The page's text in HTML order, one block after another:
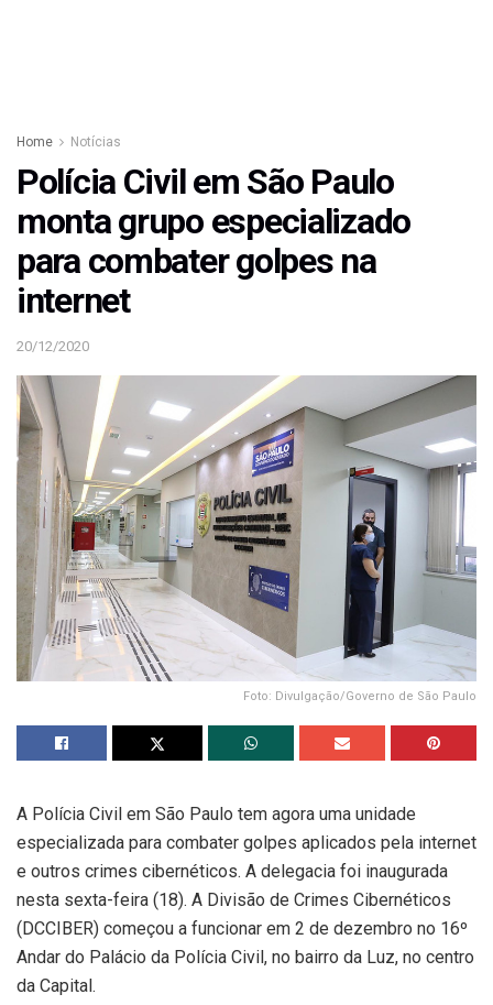
Home Notícias
Polícia Civil em São Paulo
monta grupo especializado
para combater golpes na
internet
20/12/2020
Foto: Divulgação/Governo de São Paulo
A Polícia Civil em São Paulo tem agora uma unidade
especializada para combater golpes aplicados pela internet
e outros crimes cibernéticos. A delegacia foi inaugurada
nesta sexta-feira (18). A Divisão de Crimes Cibernéticos
(DCCIBER) começou a funcionar em 2 de dezembro no 16º
Andar do Palácio da Polícia Civil, no bairro da Luz, no centro
da Capital.